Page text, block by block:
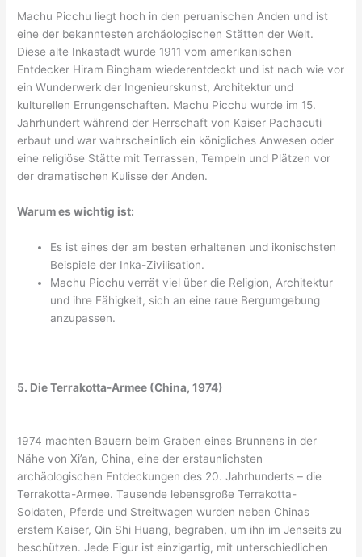
Machu Picchu liegt hoch in den peruanischen Anden und ist
eine der bekanntesten archäologischen Stätten der Welt.
Diese alte Inkastadt wurde 1911 vom amerikanischen
Entdecker Hiram Bingham wiederentdeckt und ist nach wie vor
ein Wunderwerk der Ingenieurskunst, Architektur und
kulturellen Errungenschaften. Machu Picchu wurde im 15.
Jahrhundert während der Herrschaft von Kaiser Pachacuti
erbaut und war wahrscheinlich ein königliches Anwesen oder
eine religiöse Stätte mit Terrassen, Tempeln und Plätzen vor
der dramatischen Kulisse der Anden.
Warum es wichtig ist:
Es ist eines der am besten erhaltenen und ikonischsten
Beispiele der Inka-Zivilisation.
Machu Picchu verrät viel über die Religion, Architektur
und ihre Fähigkeit, sich an eine raue Bergumgebung
anzupassen.
5. Die Terrakotta-Armee (China, 1974)
1974 machten Bauern beim Graben eines Brunnens in der
Nähe von Xi’an, China, eine der erstaunlichsten
archäologischen Entdeckungen des 20. Jahrhunderts – die
Terrakotta-Armee. Tausende lebensgroße Terrakotta-
Soldaten, Pferde und Streitwagen wurden neben Chinas
erstem Kaiser, Qin Shi Huang, begraben, um ihn im Jenseits zu
beschützen. Jede Figur ist einzigartig, mit unterschiedlichen